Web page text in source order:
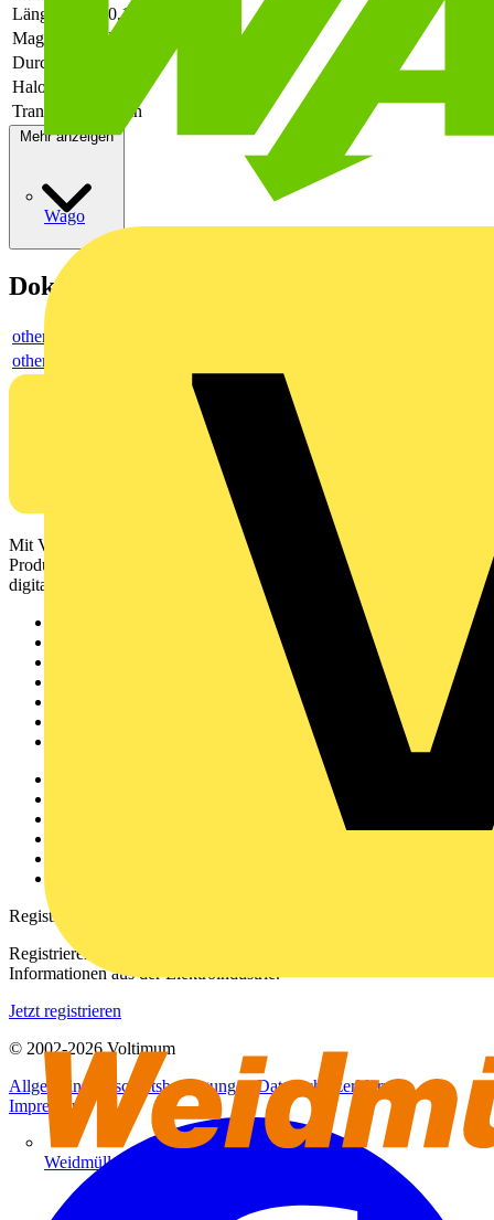
Wago
Weidmüller
Länge
0.1
Magnetisch
Nein
Durchmesser
Halogenfrei
Transparent
Nein
Mehr anzeigen
Dokumente
others
others
Mit Voltimum erhalten Elektrofachkräfte Zugang zu Branchennews,
Produktinformationen, Schulungen und Tools – alles auf einer
digitalen Plattform und Community.
Registrierung
Registrieren Sie sich kostenlos und erhalten Sie stets aktuelle
Informationen aus der Elektroindustrie.
Jetzt registrieren
© 2002-2026Voltimum
Allgemeine GeschäftsbedingungenDatenschutzerklärung
Impressum